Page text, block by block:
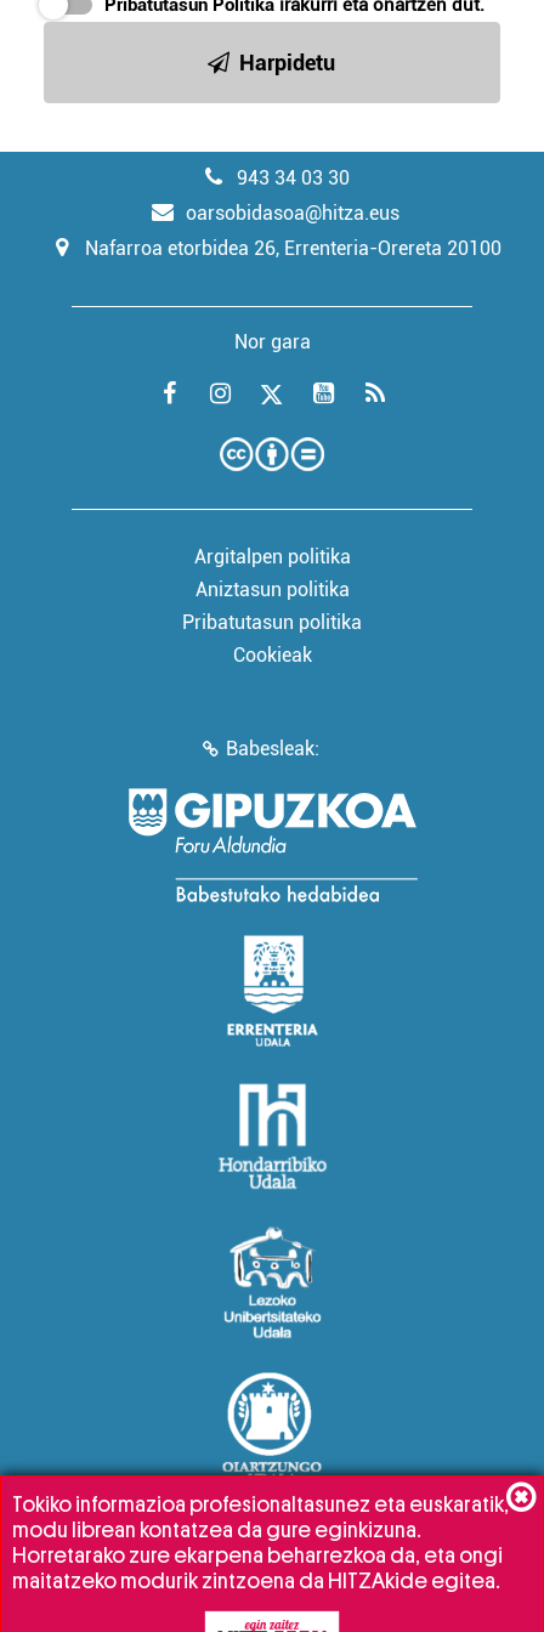
Pribatutasun Politika irakurri eta onartzen dut.
Harpidetu
943 34 03 30
oarsobidasoa@hitza.eus
Nafarroa etorbidea 26, Errenteria-Orereta 20100
Nor gara
Argitalpen politika
Aniztasun politika
Pribatutasun politika
Cookieak
Babesleak:
Tokiko informazioa profesionaltasunez eta euskaratik,
modu librean kontatzea da gure eginkizuna.
Horretarako zure ekarpena beharrezkoa da, eta ongi
maitatzeko modurik zintzoena da HITZAkide egitea.